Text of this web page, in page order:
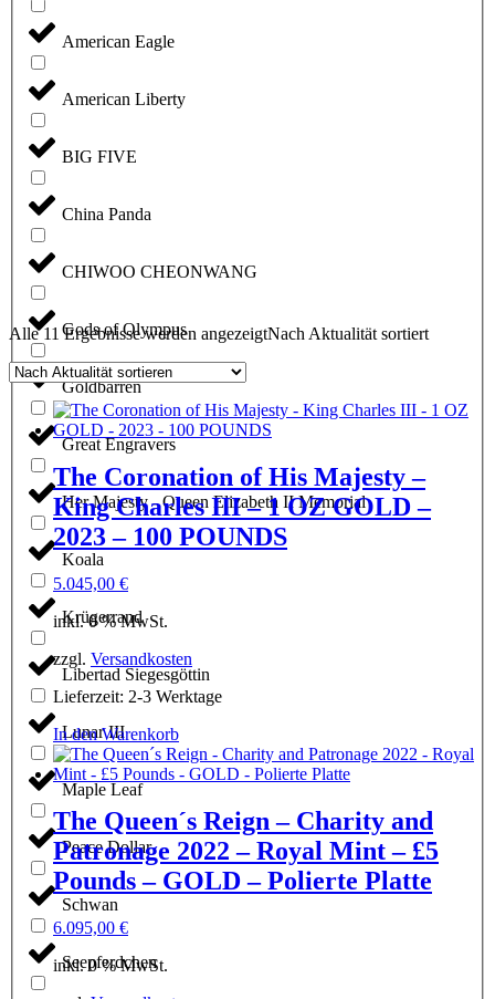
American Eagle
American Liberty
BIG FIVE
China Panda
CHIWOO CHEONWANG
Gods of Olympus
Goldbarren
Great Engravers
Her Majesty - Queen Elizabeth II Memorial
Koala
Krügerrand
Libertad Siegesgöttin
Lunar III
Maple Leaf
Peace Dollar
Schwan
Seepferdchen
Alle 11 Ergebnisse werden angezeigtNach Aktualität sortiert
The Coronation of His Majesty –
King Charles III – 1 OZ GOLD –
2023 – 100 POUNDS
5.045,00 €
inkl. 0 % MwSt.
zzgl. Versandkosten
Lieferzeit: 2-3 Werktage
In den Warenkorb
The Queen´s Reign – Charity and
Patronage 2022 – Royal Mint – £5
Pounds – GOLD – Polierte Platte
6.095,00 €
inkl. 0 % MwSt.